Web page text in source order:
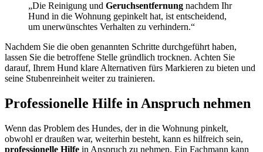
„Die Reinigung und Geruchsentfernung nachdem Ihr
Hund in die Wohnung gepinkelt hat, ist entscheidend,
um unerwünschtes Verhalten zu verhindern.“
Nachdem Sie die oben genannten Schritte durchgeführt haben,
lassen Sie die betroffene Stelle gründlich trocknen. Achten Sie
darauf, Ihrem Hund klare Alternativen fürs Markieren zu bieten und
seine Stubenreinheit weiter zu trainieren.
Professionelle Hilfe in Anspruch nehmen
Wenn das Problem des Hundes, der in die Wohnung pinkelt,
obwohl er draußen war, weiterhin besteht, kann es hilfreich sein,
professionelle Hilfe in Anspruch zu nehmen. Ein Fachmann kann